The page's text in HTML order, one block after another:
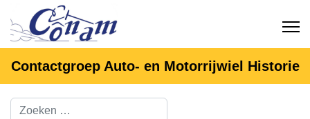
Contactgroep Auto- en Motorrijwiel Historie